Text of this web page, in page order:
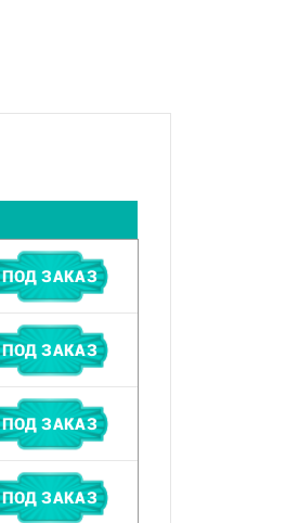
ПОД ЗАКАЗ
ПОД ЗАКАЗ
ПОД ЗАКАЗ
ПОД ЗАКАЗ